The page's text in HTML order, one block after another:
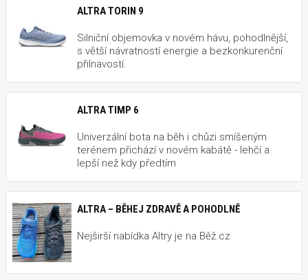
ALTRA TORIN 9
Silniční objemovka v novém hávu, pohodlnější,
s větší návratností energie a bezkonkurenční
přilnavostí.
ALTRA TIMP 6
Univerzální bota na běh i chůzi smíšeným
terénem přichází v novém kabátě - lehčí a
lepší než kdy předtím
ALTRA – BĚHEJ ZDRAVĚ A POHODLNĚ
Nejširší nabídka Altry je na Běž.cz